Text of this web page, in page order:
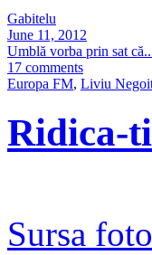
Gabitelu
June 11, 2012
Umblă vorba prin sat
17 comments
Europa FM, Liviu
Ridica-
Sursa foto